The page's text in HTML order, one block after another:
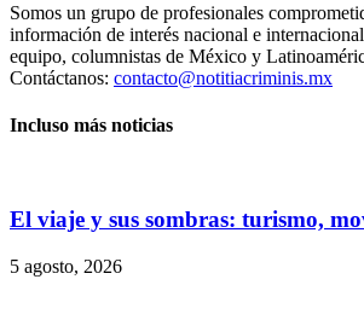
Somos un grupo de profesionales
información de interés nacional e
equipo, columnistas de México y
Contáctanos: contacto@notitiacriminis.mx
Incluso más noticias
El viaje y sus sombras: turismo,
5 agosto, 2026